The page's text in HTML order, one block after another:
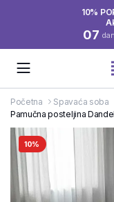
10%
07
Početna Spavaća soba
Pamučna posteljina
10%